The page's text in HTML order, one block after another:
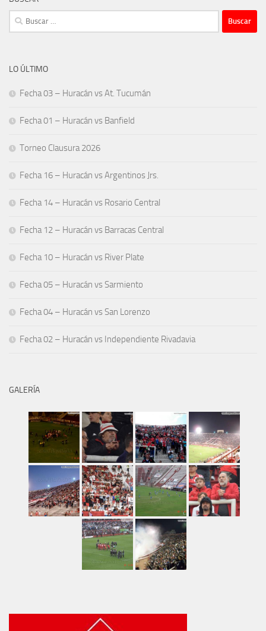
Buscar:
LO ÚLTIMO
Fecha 03 – Huracán vs At. Tucumán
Fecha 01 – Huracán vs Banfield
Torneo Clausura 2026
Fecha 16 – Huracán vs Argentinos Jrs.
Fecha 14 – Huracán vs Rosario Central
Fecha 12 – Huracán vs Barracas Central
Fecha 10 – Huracán vs River Plate
Fecha 05 – Huracán vs Sarmiento
Fecha 04 – Huracán vs San Lorenzo
Fecha 02 – Huracán vs Independiente Rivadavia
GALERÍA